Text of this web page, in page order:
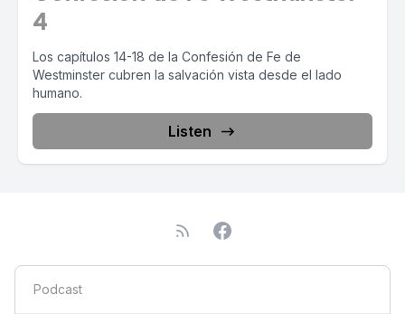
4
Los capítulos 14-18 de la Confesión de Fe de
Westminster cubren la salvación vista desde el lado
humano.
Listen
Podcast